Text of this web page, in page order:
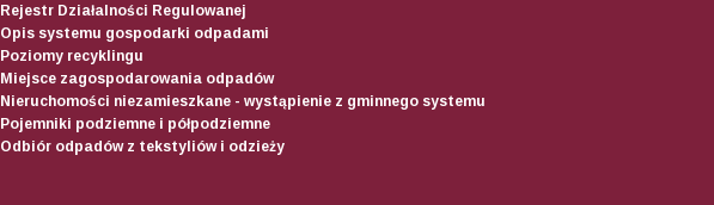
Rejestr Działalności Regulowanej
Opis systemu gospodarki odpadami
Poziomy recyklingu
Miejsce zagospodarowania odpadów
Nieruchomości niezamieszkane - wystąpienie z gminnego systemu
Pojemniki podziemne i półpodziemne
Odbiór odpadów z tekstyliów i odzieży